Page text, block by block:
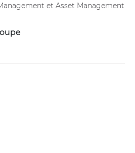
et Asset Management